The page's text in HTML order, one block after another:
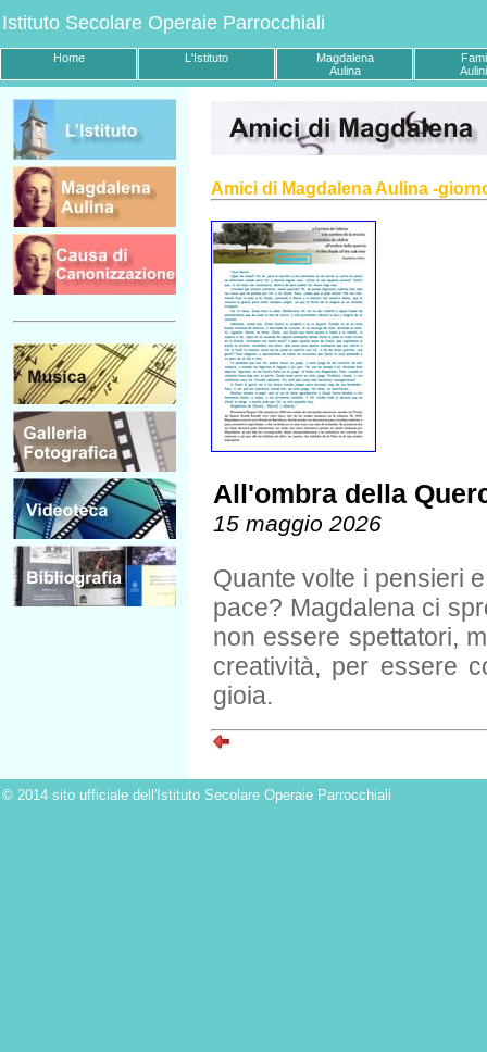
Istituto Secolare Operaie Parrocchiali
Home L'Istituto
Magdalena
Aulina
Amici di Magdalena Aulina -
All'ombra della
15 maggio 2026
Quante volte i pensieri
pace? Magdalena ci
non essere spettatori,
creatività, per essere
gioia.
© 2014 sito ufficiale dell'Istituto Secolare Operaie Parrocchiali